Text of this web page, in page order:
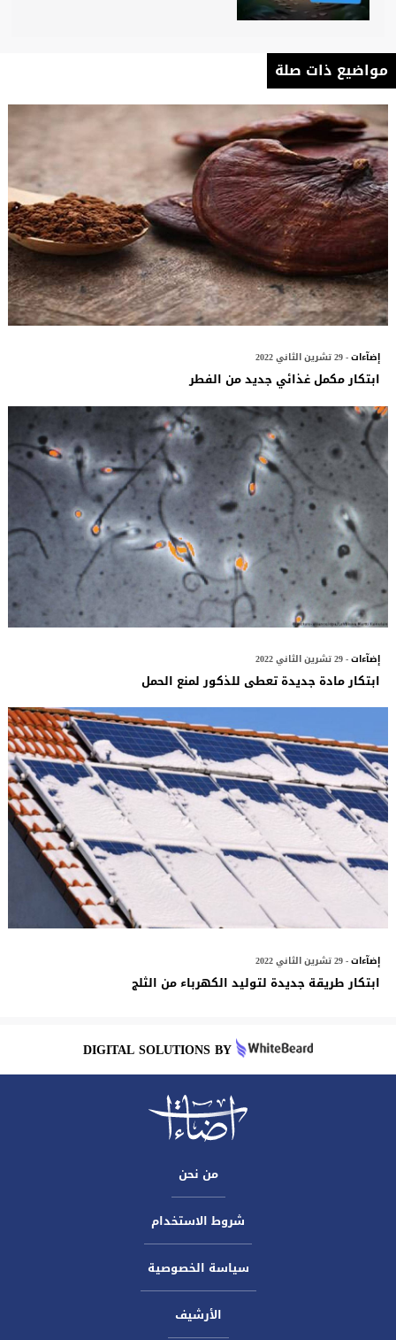
مواضيع ذات صلة
إضآءات- 29 تشرين الثاني 2022
ابتكار مكمل غذائي جديد من الفطر
إضآءات- 29 تشرين الثاني 2022
ابتكار مادة جديدة تعطى للذكور لمنع الحمل
إضآءات- 29 تشرين الثاني 2022
ابتكار طريقة جديدة لتوليد الكهرباء من الثلج
DIGITAL SOLUTIONS BY
من نحن
شروط الاستخدام
سياسة الخصوصية
الأرشيف